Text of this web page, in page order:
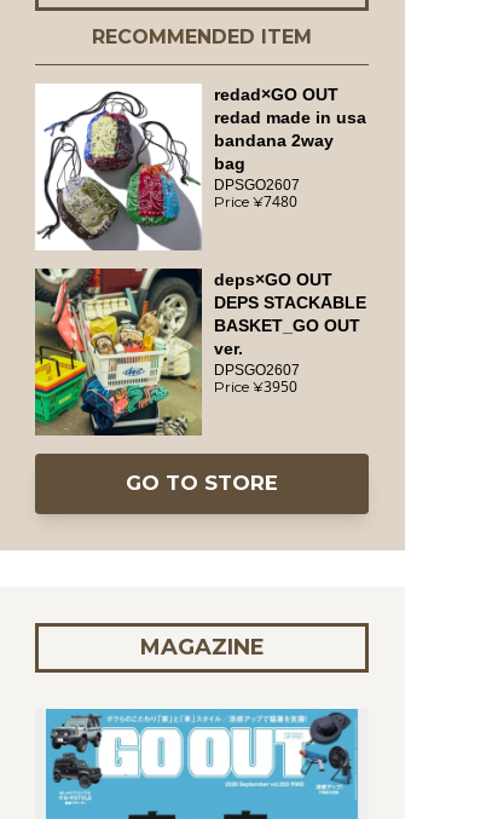
RECOMMENDED ITEM
redad×GO OUT
redad made in usa
bandana 2way
bag
DPSGO2607
7480
deps×GO OUT
DEPS STACKABLE
BASKET_GO OUT
ver.
DPSGO2607
3950
GO TO STORE
MAGAZINE